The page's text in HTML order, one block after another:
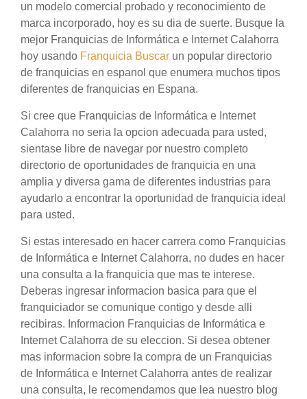
un modelo comercial probado y reconocimiento de
marca incorporado, hoy es su dia de suerte. Busque la
mejor Franquicias de Informática e Internet Calahorra
hoy usando Franquicia Buscar un popular directorio
de franquicias en espanol que enumera muchos tipos
diferentes de franquicias en Espana.
Si cree que Franquicias de Informática e Internet
Calahorra no seria la opcion adecuada para usted,
sientase libre de navegar por nuestro completo
directorio de oportunidades de franquicia en una
amplia y diversa gama de diferentes industrias para
ayudarlo a encontrar la oportunidad de franquicia ideal
para usted.
Si estas interesado en hacer carrera como Franquicias
de Informática e Internet Calahorra, no dudes en hacer
una consulta a la franquicia que mas te interese.
Deberas ingresar informacion basica para que el
franquiciador se comunique contigo y desde alli
recibiras. Informacion Franquicias de Informática e
Internet Calahorra de su eleccion. Si desea obtener
mas informacion sobre la compra de un Franquicias
de Informática e Internet Calahorra antes de realizar
una consulta, le recomendamos que lea nuestro blog